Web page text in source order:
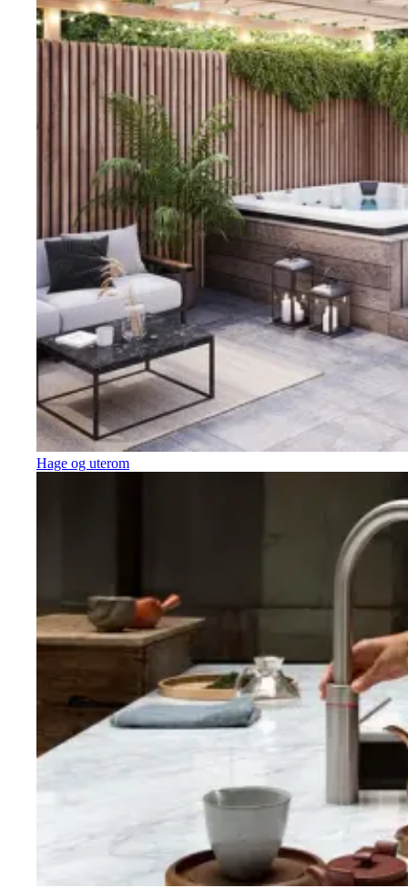
Hage og uterom